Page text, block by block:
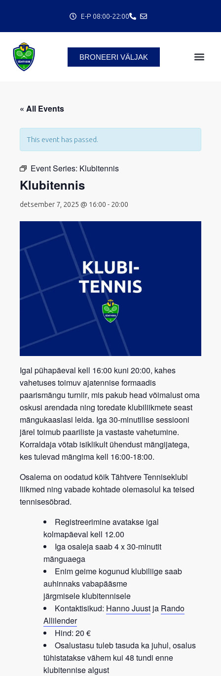
E-P 08:00-22:00
BRONEERI VÄLJAK
« All Events
This event has passed.
Event Series: Klubitennis
Klubitennis
detsember 7, 2025 @ 16:00 - 20:00
Igal pühapäeval kell 16:00 kuni 20:00, kahes
vahetuses toimuv ajatennise formaadis
paarismängu turniir, mis pakub head võimalust oma
oskusi arendada ning toredate klubiliikmete seast
mängukaaslasi leida. Iga 30-minutilise sessiooni
järel toimub paariliste ja vastaste vahetumine.
Korraldaja võtab isiklikult ühendust mängijatega,
kes tulevad mängima kell 16:00-18:00.
Osalema on oodatud kõikTähtvere Tenniseklubi
liikmed ning vabade kohtade olemasolul ka teised
tennisesõbrad.
Registreerimine avatakse igal
kolmapäeval kell 12.00
Iga osaleja saab 4 x 30-minutit
mänguaega
Enim geime kogunud klubiliige saab
auhinnaks vabapääsme
järgmisele klubitennisele
Kontaktisikud: Hanno Juust ja Rando
Allilender
Hind: 20 €
Osalustasu tuleb tasuda ka juhul, osalus
tühistatakse vähem kui 48 tundi enne
klubitennise algust